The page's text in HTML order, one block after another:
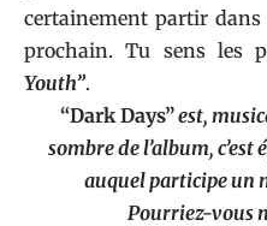
certainement partir dans
prochain. Tu sens les
Youth”.
“Dark Days”est,
sombre de l’album,
auquel participe un
Pourriez-vous